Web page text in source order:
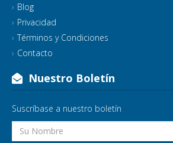
Blog
Privacidad
Términos y Condiciones
Contacto
Nuestro Boletín
Suscríbase a nuestro boletín